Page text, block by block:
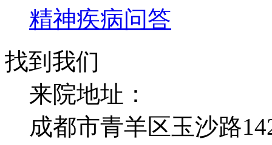
精神疾病问答
找到我们
来院地址：
成都市青羊区玉沙路